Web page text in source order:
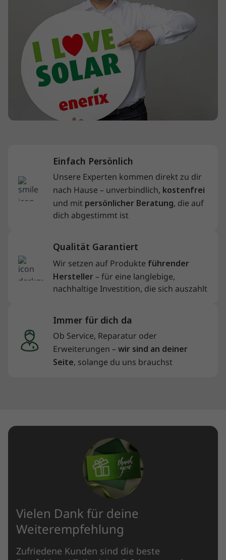
Einfach Persönlich
Unsere Experten kommen direkt zu dir
nach Hause – unverbindlich, kostenfrei
und mit persönlicher Beratung, die auf
dich abgestimmt ist
Qualität Garantiert
Wir setzen auf Produkte führender
Hersteller– für eine langlebige,
nachhaltige Investition, die sich auszahlt
Immer für dich da
Ob Service, Reparatur oder
Erweiterungen –wir sind an deiner
Seite, solange du uns brauchst
Vielen Dank für deine
Weiterempfehlung
Zufriedene Kunden sind die beste